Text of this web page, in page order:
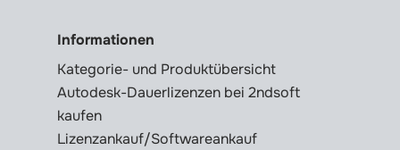
Informationen
Kategorie- und Produktübersicht
Autodesk-Dauerlizenzen bei 2ndsoft
kaufen
Lizenzankauf/Softwareankauf